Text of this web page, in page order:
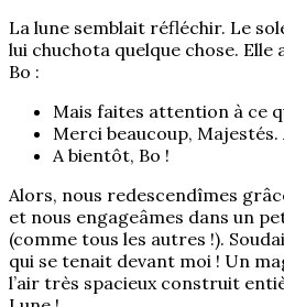
La lune semblait réfléchir. Le
lui chuchota quelque chose.
Bo :
Mais faites attention à ce
Merci beaucoup, Majestés.
A bientôt, Bo !
Alors, nous redescendîmes
et nous engageâmes dans un
(comme tous les autres !).
qui se tenait devant moi ! Un
l’air très spacieux construit